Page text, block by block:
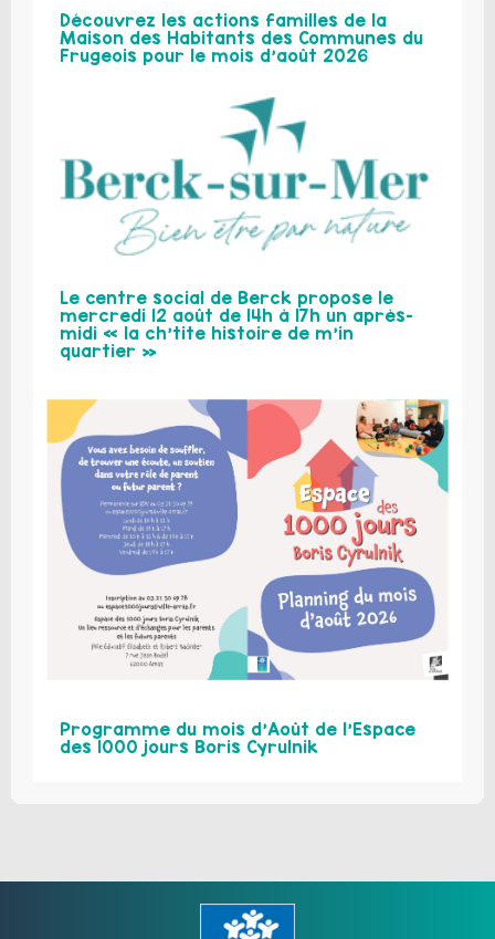
Découvrez les actions familles de la
Maison des Habitants des Communes du
Frugeois pour le mois d’août 2026
Le centre social de Berck propose le
mercredi 12 août de 14h à 17h un après-
midi « la ch’tite histoire de m’in
quartier »
Programme du mois d’Août de l’Espace
des 1000 jours Boris Cyrulnik